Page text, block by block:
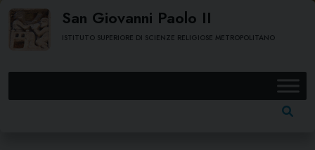
Skip
content
San Giovanni Paolo II
ISTITUTO SUPERIORE DI SCIENZE RELIGIOSE METROPOLITANO